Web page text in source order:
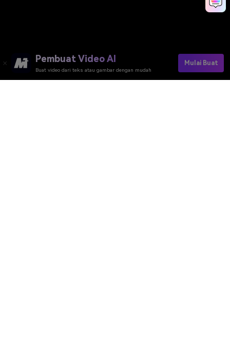
Pembuat Video AI
Buat video dari teks atau gambar dengan mudah
Mulai Buat